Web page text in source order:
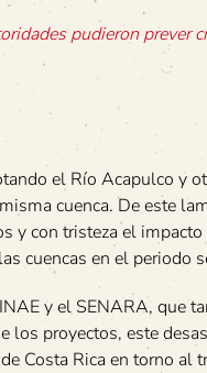
pudieron prever
el Río Acapulco y
cuenca. De este
y con tristeza el
cuencas en el periodo
y el SENARA, que
los proyectos, este
Costa Rica en torno al